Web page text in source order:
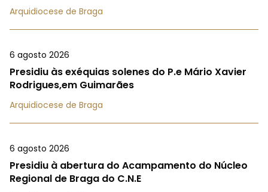
Arquidiocese de Braga
6 agosto 2026
Presidiu às exéquias solenes do P.e Mário Xavier
Rodrigues,em Guimarães
Arquidiocese de Braga
6 agosto 2026
Presidiu à abertura do Acampamento do Núcleo
Regional de Braga do C.N.E